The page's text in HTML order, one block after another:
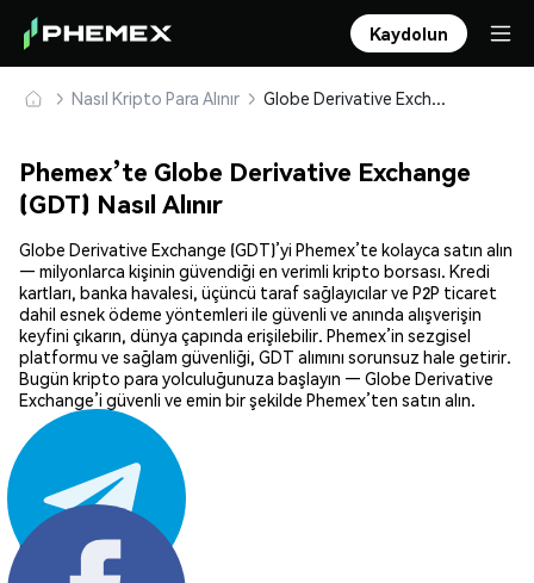
Kaydolun
Nasıl Kripto Para Alınır Globe Derivative Exchange (GDT) Güvenle Satın Alın ve Saklayın
Phemex’te Globe Derivative Exchange
(GDT) Nasıl Alınır
Globe Derivative Exchange (GDT)’yi Phemex’te kolayca satın alın
— milyonlarca kişinin güvendiği en verimli kripto borsası. Kredi
kartları, banka havalesi, üçüncü taraf sağlayıcılar ve P2P ticaret
dahil esnek ödeme yöntemleri ile güvenli ve anında alışverişin
keyfini çıkarın, dünya çapında erişilebilir. Phemex’in sezgisel
platformu ve sağlam güvenliği, GDT alımını sorunsuz hale getirir.
Bugün kripto para yolculuğunuza başlayın — Globe Derivative
Exchange’i güvenli ve emin bir şekilde Phemex’ten satın alın.
Paylaş: